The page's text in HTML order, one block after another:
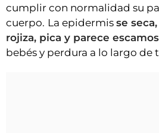
CLUB DEL AMIGO
INICIAR
cumplir con normalidad su
cuerpo. La epidermis se
rojiza, pica y parece
bebés y perdura a lo largo de